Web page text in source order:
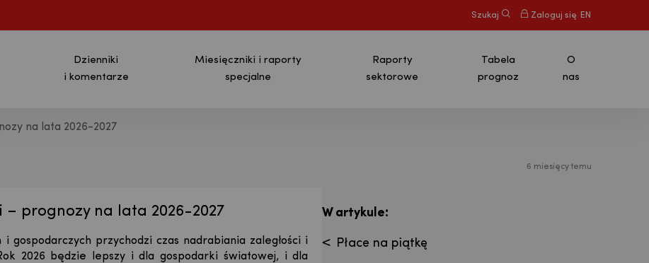
Szukaj Zaloguj się EN
Dzienniki
i komentarze
Miesięczniki i raporty
specjalne
Raporty
sektorowe
Tabela
prognoz
O
nas
- Bank Pekao S.A.
na lata 2026-2027
6 miesięcy temu
prognozy na lata 2026-2027
gospodarczych przychodzi czas nadrabiania zaległości i
2026 będzie lepszy i dla gospodarki światowej, i dla
W artykule:
Płace na piątkę